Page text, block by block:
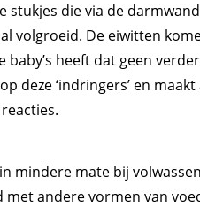
stukjes die via de
volgroeid. De eiwitten
heeft dat geen
deze ‘indringers’ en
mindere mate bij
met andere vormen van